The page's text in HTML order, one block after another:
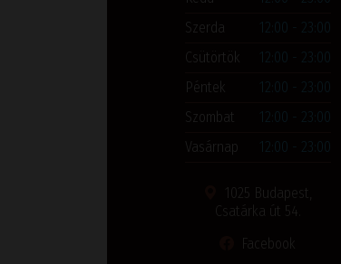
Szerda
12:00 - 23:00
Csütörtök
12:00 - 23:00
Péntek
12:00 - 23:00
Szombat
12:00 - 23:00
Vasárnap
12:00 - 23:00
1025 Budapest,
Csatárka út 54.
Facebook